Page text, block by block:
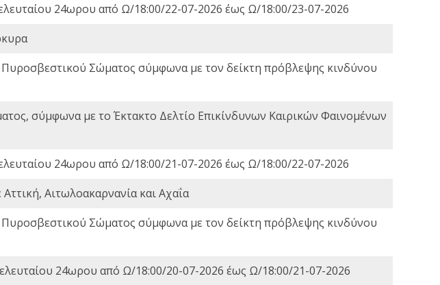
24ωρου από Ω/18:00/22-07-2026 έως Ω/18:00/23-07-2026
Πυροσβεστικού Σώματος σύμφωνα με τον δείκτη πρόβλεψης κινδύνου
σύμφωνα με το Έκτακτο Δελτίο Επικίνδυνων Καιρικών Φαινομένων
24ωρου από Ω/18:00/21-07-2026 έως Ω/18:00/22-07-2026
Αιτωλοακαρνανία και Αχαΐα
Πυροσβεστικού Σώματος σύμφωνα με τον δείκτη πρόβλεψης κινδύνου
24ωρου από Ω/18:00/20-07-2026 έως Ω/18:00/21-07-2026